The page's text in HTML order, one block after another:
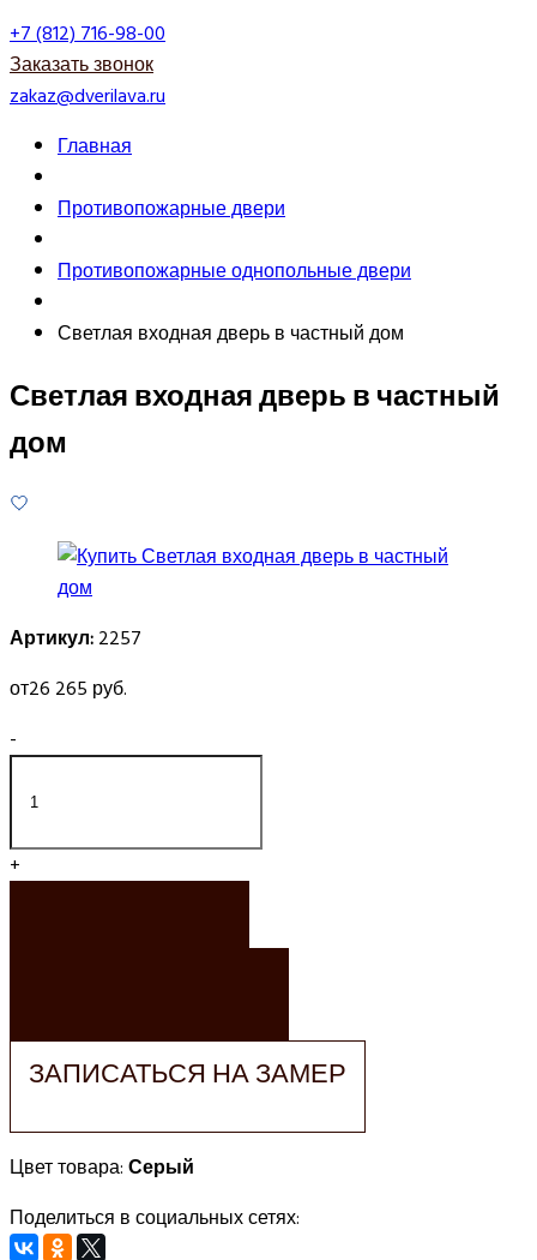
+7 (812) 716-98-00
Заказать звонок
zakaz@dverilava.ru
Главная
Противопожарные двери
Противопожарные однопольные двери
Светлая входная дверь в частный дом
Светлая входная дверь в частный
дом
Артикул:2257
от26 265 руб.
-
+
ЗАПИСАТЬСЯ НА ЗАМЕР
Цвет товара:Серый
Поделиться в социальных сетях: